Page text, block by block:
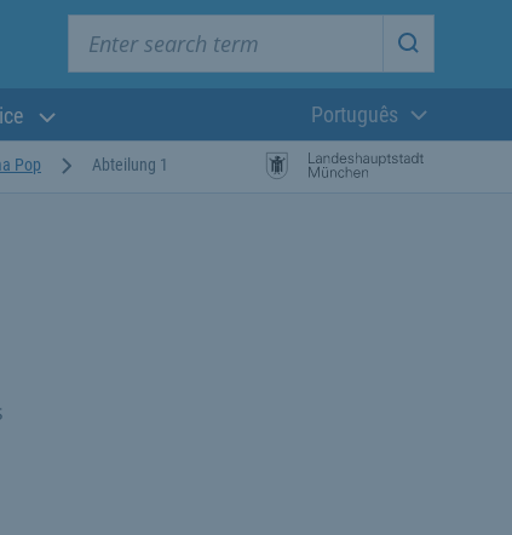
Start
Língua atual:
Português
Pop Abteilung 1